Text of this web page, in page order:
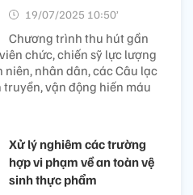
19/07/2025 10:50’
Chương trình thu hút gần
chức, chiến sỹ lực lượng
nhân dân, các Câu lạc
vận động hiến máu
Xử lý nghiêm các trường
hợp vi phạm về an toàn vệ
sinh thực phẩm